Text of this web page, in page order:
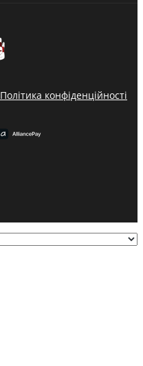
Політика конфіденційності